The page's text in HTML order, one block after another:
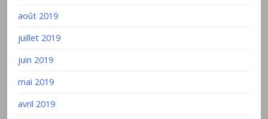
août 2019
juillet 2019
juin 2019
mai 2019
avril 2019